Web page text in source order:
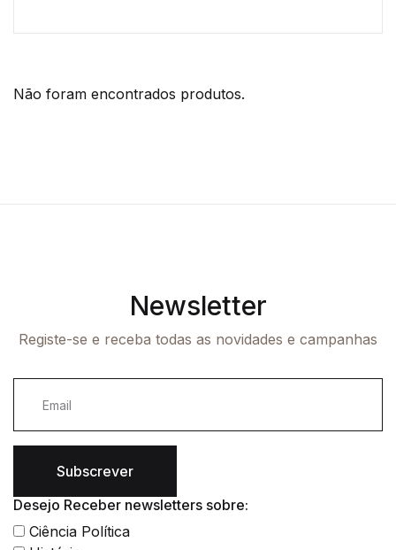
Não foram encontrados produtos.
Newsletter
Registe-se e receba todas as novidades e campanhas
Subscrever
Desejo Receber newsletters sobre:
Ciência Política